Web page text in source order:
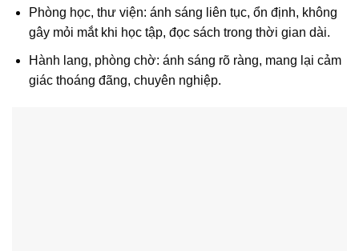
Phòng học, thư viện: ánh sáng liên tục, ổn định, không
gây mỏi mắt khi học tập, đọc sách trong thời gian dài.
Hành lang, phòng chờ: ánh sáng rõ ràng, mang lại cảm
giác thoáng đãng, chuyên nghiệp.